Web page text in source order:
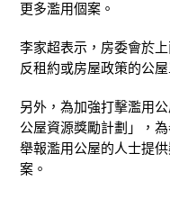
更多濫用個案。
李家超表示，房委會於
反租約或房屋政策的公
另外，為加強打擊濫用
公屋資源獎勵計劃」，
舉報濫用公屋的人士提
案。